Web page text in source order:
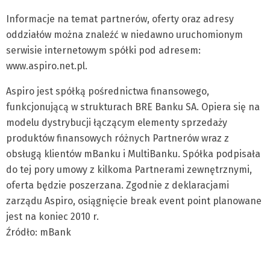
Informacje na temat partnerów, oferty oraz adresy
oddziałów można znaleźć w niedawno uruchomionym
serwisie internetowym spółki pod adresem:
www.aspiro.net.pl.
Aspiro jest spółką pośrednictwa finansowego,
funkcjonującą w strukturach BRE Banku SA. Opiera się na
modelu dystrybucji łączącym elementy sprzedaży
produktów finansowych różnych Partnerów wraz z
obsługą klientów mBanku i MultiBanku. Spółka podpisała
do tej pory umowy z kilkoma Partnerami zewnętrznymi,
oferta będzie poszerzana. Zgodnie z deklaracjami
zarządu Aspiro, osiągnięcie break event point planowane
jest na koniec 2010 r.
Źródło: mBank